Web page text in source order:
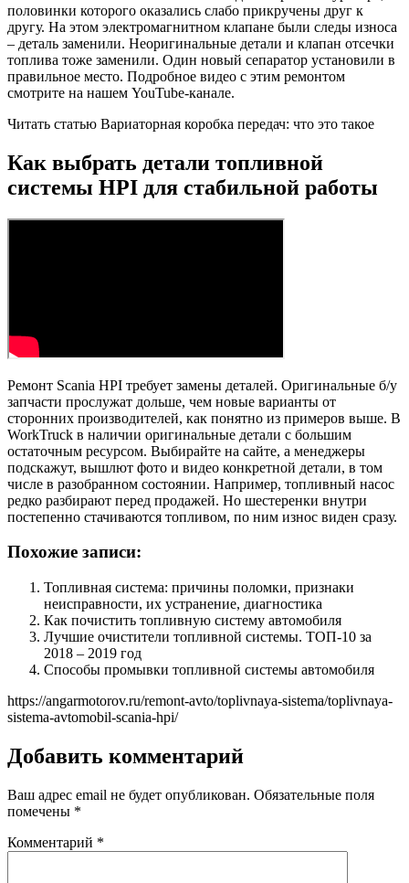
половинки которого оказались слабо прикручены друг к
другу. На этом электромагнитном клапане были следы износа
– деталь заменили. Неоригинальные детали и клапан отсечки
топлива тоже заменили. Один новый сепаратор установили в
правильное место. Подробное видео с этим ремонтом
смотрите на нашем YouTube-канале.
Читать статью Вариаторная коробка передач: что это такое
Как выбрать детали топливной
системы HPI для стабильной работы
Ремонт Scania HPI требует замены деталей. Оригинальные б/у
запчасти прослужат дольше, чем новые варианты от
сторонних производителей, как понятно из примеров выше. В
WorkTruck в наличии оригинальные детали с большим
остаточным ресурсом. Выбирайте на сайте, а менеджеры
подскажут, вышлют фото и видео конкретной детали, в том
числе в разобранном состоянии. Например, топливный насос
редко разбирают перед продажей. Но шестеренки внутри
постепенно стачиваются топливом, по ним износ виден сразу.
Похожие записи:
Топливная система: причины поломки, признаки
неисправности, их устранение, диагностика
Как почистить топливную систему автомобиля
Лучшие очистители топливной системы. ТОП-10 за
2018 – 2019 год
Способы промывки топливной системы автомобиля
https://angarmotorov.ru/remont-avto/toplivnaya-sistema/toplivnaya-
sistema-avtomobil-scania-hpi/
Добавить комментарий
Ваш адрес email не будет опубликован. Обязательные поля
помечены *
Комментарий *